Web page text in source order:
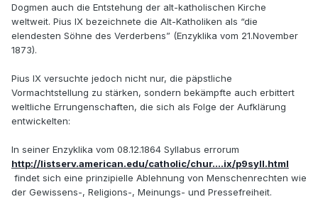
Dogmen auch die Entstehung der alt-katholischen Kirche
weltweit. Pius IX bezeichnete die Alt-Katholiken als “die
elendesten Söhne des Verderbens” (Enzyklika vom 21.November
1873).
Pius IX versuchte jedoch nicht nur, die päpstliche
Vormachtstellung zu stärken, sondern bekämpfte auch erbittert
weltliche Errungenschaften, die sich als Folge der Aufklärung
entwickelten:
In seiner Enzyklika vom 08.12.1864 Syllabus errorum
http://listserv.american.edu/catholic/chur....ix/p9syll.html
findet sich eine prinzipielle Ablehnung von Menschenrechten wie
der Gewissens-, Religions-, Meinungs- und Pressefreiheit.